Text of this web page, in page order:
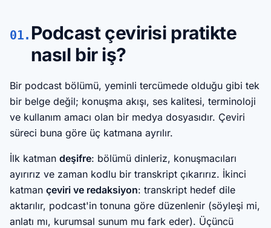
01. Podcast çevirisi pratikte
nasıl bir iş?
Bir podcast bölümü, yeminli tercümede olduğu gibi tek
bir belge değil; konuşma akışı, ses kalitesi, terminoloji
ve kullanım amacı olan bir medya dosyasıdır. Çeviri
süreci buna göre üç katmana ayrılır.
İlk katman deşifre: bölümü dinleriz, konuşmacıları
ayırırız ve zaman kodlu bir transkript çıkarırız. İkinci
katman çeviri ve redaksiyon: transkript hedef dile
aktarılır, podcast'in tonuna göre düzenlenir (söyleşi mi,
anlatı mı, kurumsal sunum mu fark eder). Üçüncü